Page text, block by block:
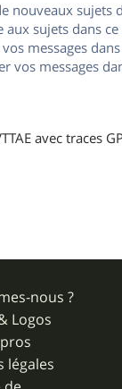
nouveaux sujets
aux sujets dans
messages
vos messages
avec traces
nous ?
Logos
légales